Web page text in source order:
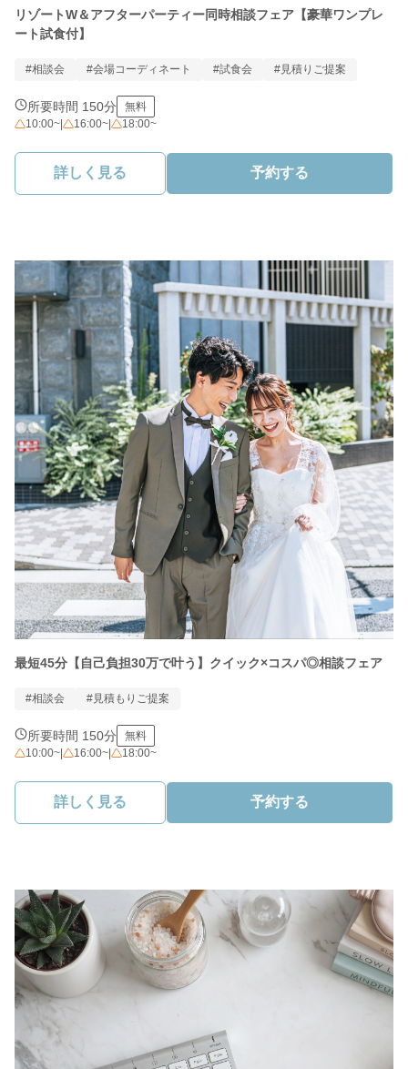
リゾートW＆アフターパーティー同時相談フェア【豪華ワンプレ
ート試食付】
#相談会 #会場コーディネート #試食会 #見積りご提案
所要時間 150分
無料
10:00~
16:00~ 18:00~
詳しく見る 予約する
最短45分【自己負担30万で叶う】クイック×コスパ◎相談フェア
#相談会 #見積もりご提案
所要時間 150分
無料
10:00~
16:00~ 18:00~
詳しく見る 予約する